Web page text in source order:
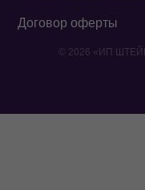
© 2026 «ИП
Договор оферты